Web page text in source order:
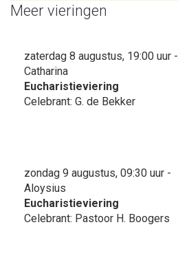
Meer vieringen
zaterdag 8 augustus, 19:00 uur -
Catharina
Eucharistieviering
Celebrant: G. de Bekker
zondag 9 augustus, 09:30 uur -
Aloysius
Eucharistieviering
Celebrant: Pastoor H. Boogers